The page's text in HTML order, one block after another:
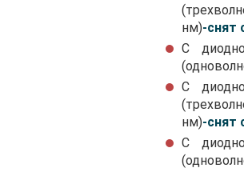
нм)-снят
С
С
нм)-снят
С